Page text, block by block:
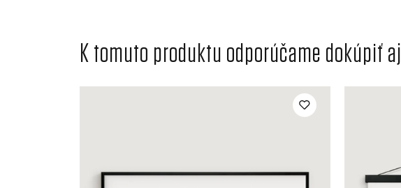
K tomuto produktu odporúčame dokúpiť aj